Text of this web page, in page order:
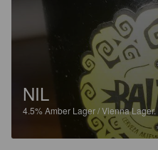
NIL
4.5%Amber Lager / Vienna Lager.